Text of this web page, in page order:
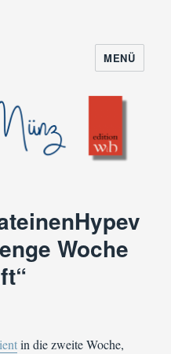
MENÜ
Woche
in die zweite Woche,